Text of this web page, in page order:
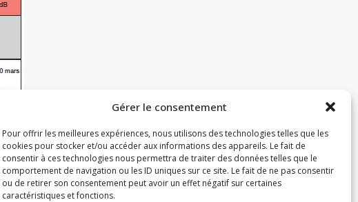
Gérer le consentement
Pour offrir les meilleures expériences, nous utilisons des technologies telles que les
cookies pour stocker et/ou accéder aux informations des appareils. Le fait de
consentir à ces technologies nous permettra de traiter des données telles que le
comportement de navigation ou les ID uniques sur ce site. Le fait de ne pas consentir
ou de retirer son consentement peut avoir un effet négatif sur certaines
caractéristiques et fonctions.